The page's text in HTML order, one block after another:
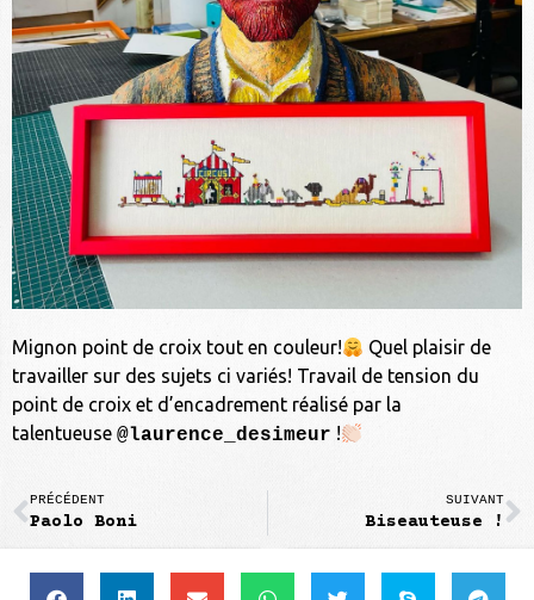
Mignon point de croix tout en couleur!
Quel plaisir de
travailler sur des sujets ci variés! Travail de tension du
point de croix et d’encadrement réalisé par la
talentueuse @laurence_desimeur !
PRÉCÉDENT
Paolo Boni
SUIVANT
Biseauteuse !